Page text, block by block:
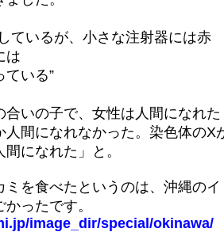
ているが、小さな注射器には赤
は
ている”
合いの子で、女性は人間になれた
人間になれなかった。染色体のX
になれた」と。
ミを食べたというのは、沖縄のイ
ったです。
image_dir/special/okinawa/